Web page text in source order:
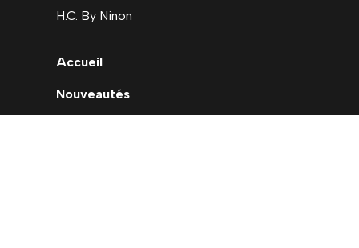
H.C. By Ninon
Accueil
Nouveautés